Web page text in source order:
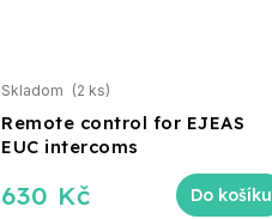
Remote control for EJEAS
EUC intercoms
Skladom (2 ks)
630 Kč Do košíku